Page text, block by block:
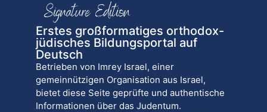
Erstes großformatiges orthodox-
jüdisches Bildungsportal auf
Deutsch
Betrieben von Imrey Israel, einer
gemeinnützigen Organisation aus Israel,
bietet diese Seite geprüfte und authentische
Informationen über das Judentum.